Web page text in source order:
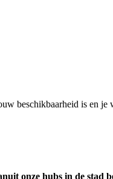
beschikbaarheid is en
onze hubs in de stad